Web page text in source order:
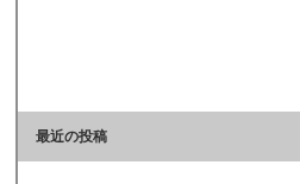
最近の投稿